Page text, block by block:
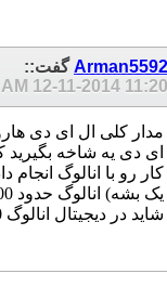
Arman5592گفت::
12-11-2014 11:20 AM
ای دی یه شاخه بگیرید
کار رو با انالوگ
یک بشه) انالوگ حدود 800 تا 1023 داشت .
شاید در دیجیتال انالوگ 800 ، 0 فرض بشه و جواب نده .